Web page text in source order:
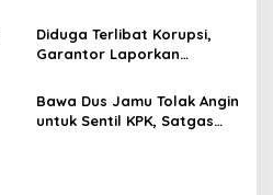
Diduga Terlibat Korupsi,
Garantor Laporkan
Sahroni ke KPK
Bawa Dus Jamu Tolak Angin
untuk Sentil KPK, Satgas